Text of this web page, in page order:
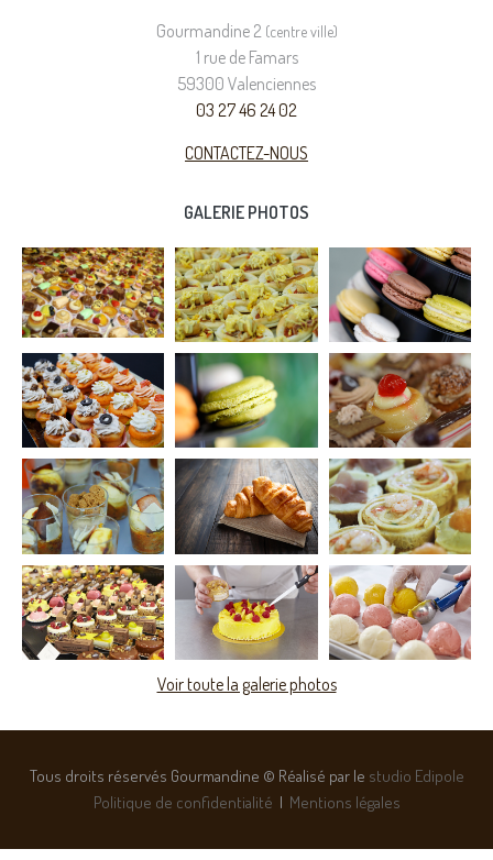
Gourmandine 2 (centre ville)
1 rue de Famars
59300 Valenciennes
03 27 46 24 02
CONTACTEZ-NOUS
GALERIE PHOTOS
Voir toute la galerie photos
Tous droits réservés Gourmandine © Réalisé par le studio Edipole
Politique de confidentialité | Mentions légales